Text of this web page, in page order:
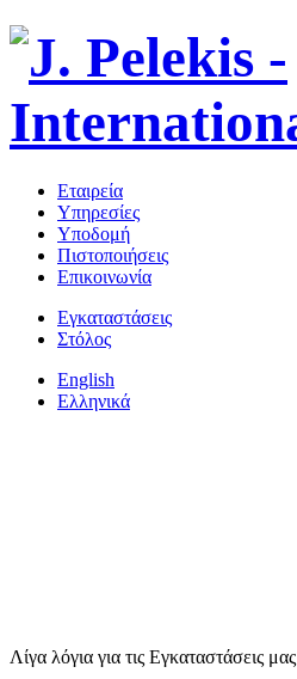
Εταιρεία
Υπηρεσίες
Υποδομή
Πιστοποιήσεις
Επικοινωνία
Εγκαταστάσεις
Στόλος
English
Ελληνικά
Λίγα λόγια για τις Εγκαταστάσεις μας